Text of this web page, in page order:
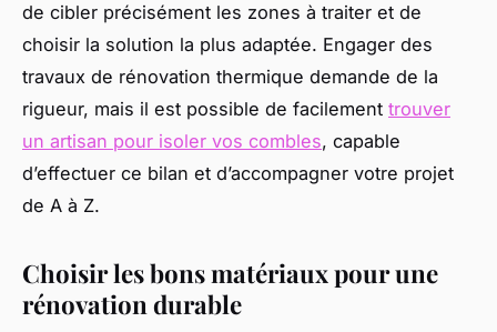
de cibler précisément les zones à traiter et de
choisir la solution la plus adaptée. Engager des
travaux de rénovation thermique demande de la
rigueur, mais il est possible de facilement trouver
un artisan pour isoler vos combles, capable
d’effectuer ce bilan et d’accompagner votre projet
de A à Z.
Choisir les bons matériaux pour une
rénovation durable